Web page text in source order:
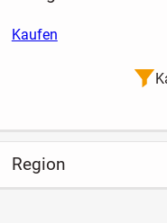
Kaufen
Region